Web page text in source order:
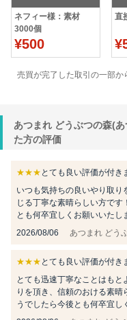
ネフィー様：素材
3000個
¥500
直
売買が完了した取引の一部
あつまれ どうぶつの森(
た方の評価
★★★ とても良い評価が付き
いつも気持ちの良いやり取
じる丁寧な素晴らしい方で
とも何卒宜しくお願いいたし
2026/08/06
あつまれ どう
★★★ とても良い評価が付き
とても迅速丁寧なことはも
りを頂き、信頼のおける素
うでしたら今後とも何卒宜し